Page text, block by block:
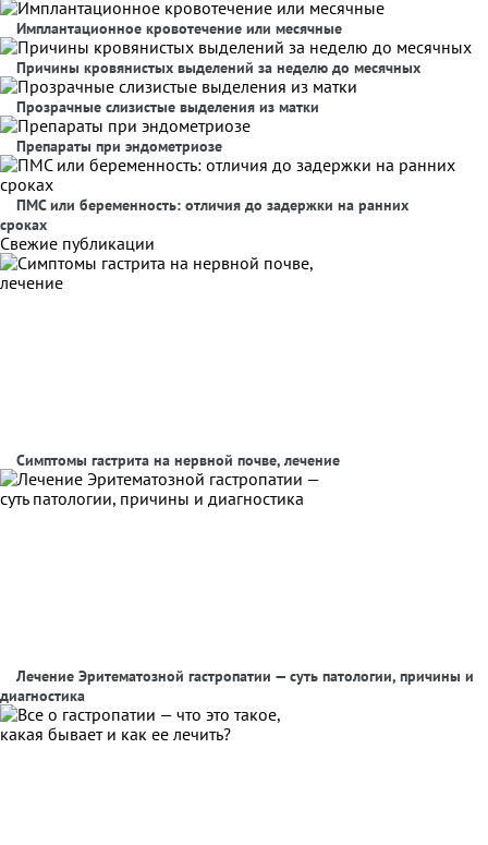
Имплантационное кровотечение или месячные
Причины кровянистых выделений за неделю до месячных
Прозрачные слизистые выделения из матки
Препараты при эндометриозе
ПМС или беременность: отличия до задержки на ранних
сроках
Свежие публикации
Симптомы гастрита на нервной почве, лечение
Лечение Эритематозной гастропатии — суть патологии, причины и
диагностика